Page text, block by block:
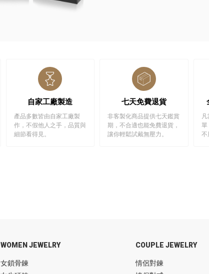
自家工廠製造
產品多數皆由自家工廠製
作，不假他人之手，品質與
細節看得見。
七天免費退貨
非客製化商品提供七天鑑賞
期，不合適也能免費退貨，
讓你輕鬆試戴無壓力。
單
不
WOMEN JEWELRY
女鎖骨鍊
COUPLE JEWELRY
情侶對鍊